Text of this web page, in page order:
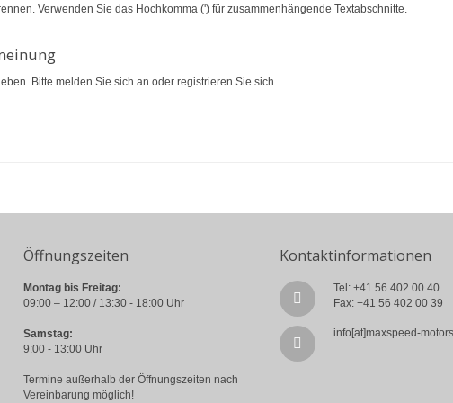
Verwenden Sie das Hochkomma (') für zusammenhängende Textabschnitte.
Bittemelden Sie sich an oderregistrieren Sie sich
Öffnungszeiten
Montag bis Freitag:
09:00 – 12:00 / 13:30 - 18:00 Uhr
Samstag:
9:00 - 13:00 Uhr
Termine außerhalb der Öffnungszeiten nach
Vereinbarung möglich!
Kontaktinformationen
Tel: +41 56 402 00 40
Fax: +41 56 402 00 39
info[at]maxspeed-